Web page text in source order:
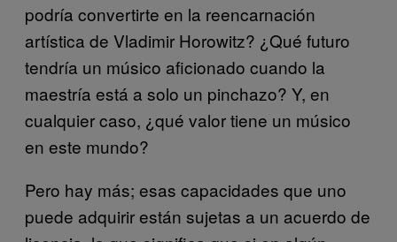
podría convertirte en la reencarnación
artística de Vladimir Horowitz? ¿Qué futuro
tendría un músico aficionado cuando la
maestría está a solo un pinchazo? Y, en
cualquier caso, ¿qué valor tiene un músico
en este mundo?
Pero hay más; esas capacidades que uno
puede adquirir están sujetas a un acuerdo de